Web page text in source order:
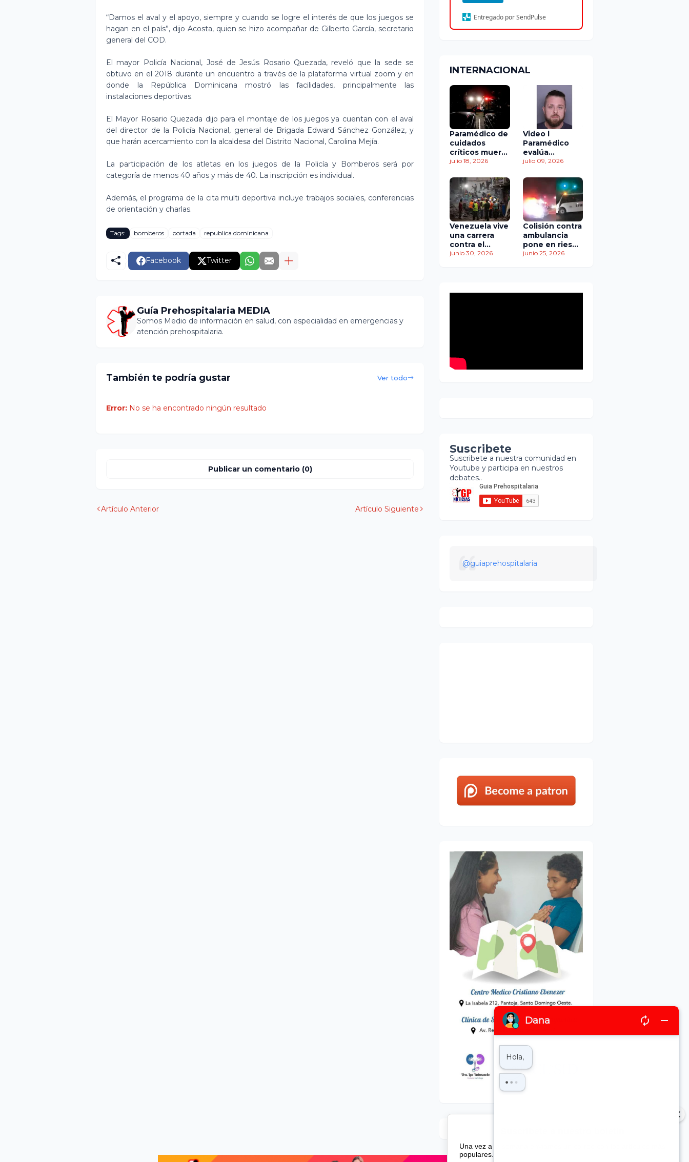
“Damos el aval y el apoyo, siempre y cuando se logre el interés de que los juegos se
hagan en el país”, dijo Acosta, quien se hizo acompañar de Gilberto García, secretario
general del COD.
El mayor Policía Nacional, José de Jesús Rosario Quezada, reveló que la sede se
obtuvo en el 2018 durante un encuentro a través de la plataforma virtual zoom y en
donde la República Dominicana mostró las facilidades, principalmente las
instalaciones deportivas.
El Mayor Rosario Quezada dijo para el montaje de los juegos ya cuentan con el aval
del director de la Policía Nacional, general de Brigada Edward Sánchez González, y
que harán acercamiento con la alcaldesa del Distrito Nacional, Carolina Mejía.
La participación de los atletas en los juegos de la Policía y Bomberos será por
categoría de menos 40 años y más de 40. La inscripción es individual.
Además, el programa de la cita multi deportiva incluye trabajos sociales, conferencias
de orientación y charlas.
Tags: bomberos portada republica dominicana
Facebook Twitter
Guía Prehospitalaria MEDIA
Somos Medio de información en salud, con especialidad en emergencias y
atención prehospitalaria.
También te podría gustar Ver todo
Error: No se ha encontrado ningún resultado
Publicar un comentario (0)
Artículo Anterior Artículo Siguiente
Entregado por SendPulse
INTERNACIONAL
Paramédico de
cuidados
críticos muere
en accidente
julio 18, 2026
Video l
Paramédico
evalúa
acuerdo de
escandaloso
caso de
contaminación
con fluidos
corporales
julio 09, 2026
Venezuela vive
una carrera
contra el
tiempo: más
rescatistas
junio 30, 2026
Colisión contra
ambulancia
pone en riesgo
traslado de
junio 25, 2026
Suscribete
Suscribete a nuestra comunidad en
Youtube y participa en nuestros
debates..
@guiaprehospitalaria
Una vez a la semana enviamos un correo con los artículos más
populares.